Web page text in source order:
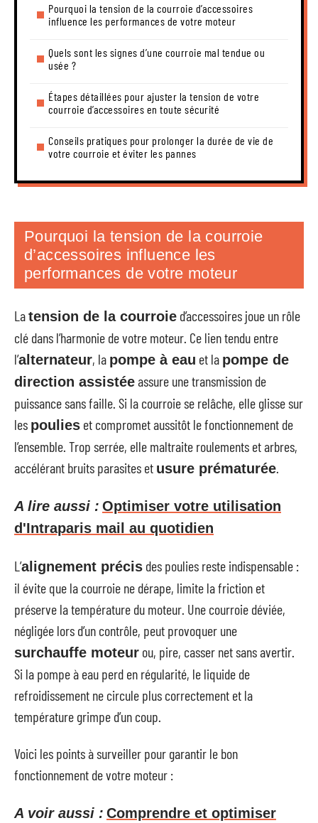
Pourquoi la tension de la courroie d’accessoires
influence les performances de votre moteur
Quels sont les signes d’une courroie mal tendue ou
usée ?
Étapes détaillées pour ajuster la tension de votre
courroie d’accessoires en toute sécurité
Conseils pratiques pour prolonger la durée de vie de
votre courroie et éviter les pannes
Pourquoi la tension de la courroie
d’accessoires influence les
performances de votre moteur
Latension de la courroie d’accessoires joue un rôle
clé dans l’harmonie de votre moteur. Ce lien tendu entre
l’alternateur, la pompe à eau et la pompe de
direction assistéeassure une transmission de
puissance sans faille. Si la courroie se relâche, elle glisse sur
les poulies et compromet aussitôt le fonctionnement de
l’ensemble. Trop serrée, elle maltraite roulements et arbres,
accélérant bruits parasites et usure prématurée
A lire aussi : Optimiser votre utilisation
d'Intraparis mail au quotidien
L’alignement précis des poulies reste indispensable :
il évite que la courroie ne dérape, limite la friction et
préserve la température du moteur. Une courroie déviée,
négligée lors d’un contrôle, peut provoquer une
surchauffe moteur ou, pire, casser net sans avertir.
Si la pompe à eau perd en régularité, le liquide de
refroidissement ne circule plus correctement et la
température grimpe d’un coup.
Voici les points à surveiller pour garantir le bon
fonctionnement de votre moteur :
A voir aussi : Comprendre et optimiser